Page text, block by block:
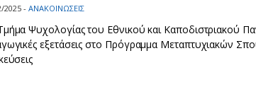
2025 - ΑΝΑΚΟΙΝΩΣΕΙΣ
Ψυχολογίας του Εθνικού και Καποδιστριακού
εξετάσεις στο Πρόγραμμα Μεταπτυχιακών